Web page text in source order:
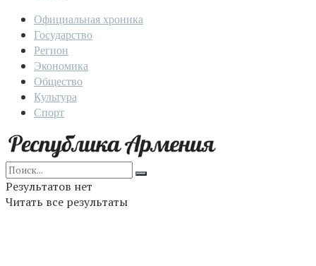
Официальная хроника
Государство
Регион
Экономика
Общество
Культура
Спорт
Результатов нет
Читать все результаты